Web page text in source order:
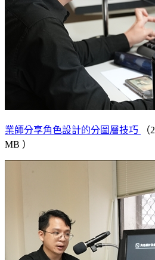
業師分享角色設計的分圖層技巧
MB ）